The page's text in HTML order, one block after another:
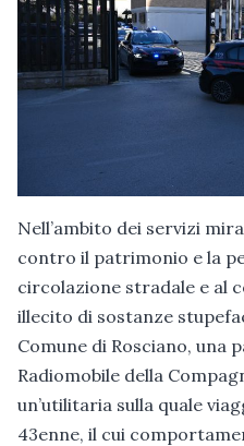
Nell’ambito dei servizi
contro il patrimonio e la
circolazione stradale e al
illecito di sostanze
Comune di Rosciano, una
Radiomobile della
un’utilitaria sulla quale
43enne, il cui